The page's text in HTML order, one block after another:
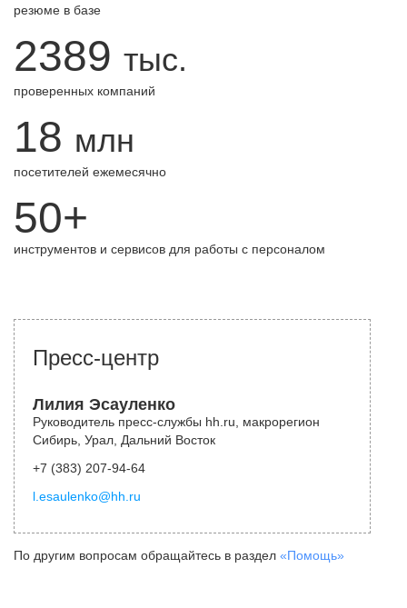
резюме в базе
2389 тыс.
проверенных компаний
18 млн
посетителей ежемесячно
50+
инструментов и сервисов для работы с персоналом
Пресс-центр
Лилия Эсауленко
Руководитель пресс-службы hh.ru, макрорегион
Сибирь, Урал, Дальний Восток
+7 (383) 207-94-64
l.esaulenko@hh.ru
По другим вопросам обращайтесь в раздел «Помощь»